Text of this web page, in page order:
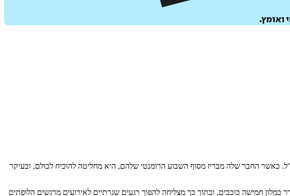
ואומץ.
כאשר החבר שלה מבריז מסוף השבוע הרומנטי שלהם, היא מחליטה להוכיח לכולם, ובעיקר
במלון חמישה כוכבים, ובתוך כך מצליחה להפוך רגעים שגרתיים לאירועים מרגשים הלופתים